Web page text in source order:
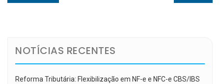
de
post:
post:
NOTÍCIAS RECENTES
Reforma Tributária: Flexibilização em NF-e e NFC-e CBS/IBS